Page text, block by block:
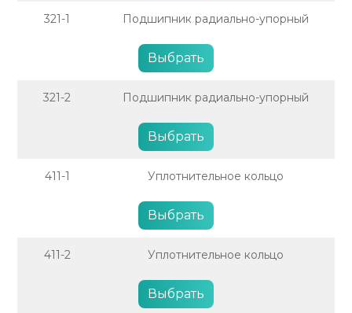
321-1 Подшипник радиально-упорный
Выбрать
321-2 Подшипник радиально-упорный
Выбрать
411-1 Уплотнительное кольцо
Выбрать
411-2 Уплотнительное кольцо
Выбрать